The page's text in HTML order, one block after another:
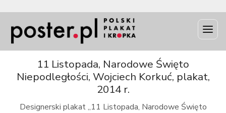
11 Listopada, Narodowe Święto
Niepodległości, Wojciech Korkuć, plakat,
2014 r.
Designerski plakat „11 Listopada, Narodowe Święto